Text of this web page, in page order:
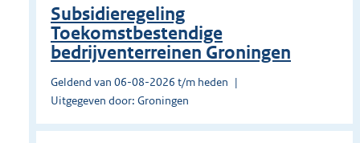
Subsidieregeling
Toekomstbestendige
bedrijventerreinen Groningen
Geldend van 06-08-2026 t/m heden
Uitgegeven door: Groningen